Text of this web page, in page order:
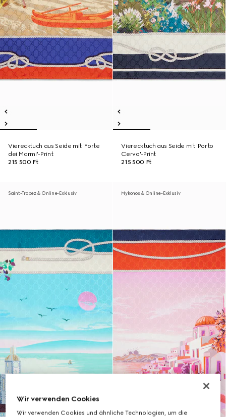
Vierecktuch aus Seide mit 'Forte
dei Marmi'-Print
215 500 Ft
Vierecktuch aus Seide mit 'Porto
Cervo'-Print
215 500 Ft
Saint-Tropez & Online-Exklusiv Mykonos & Online-Exklusiv
Wir verwenden Cookies
Wir verwenden Cookies und ähnliche Technologien, um die